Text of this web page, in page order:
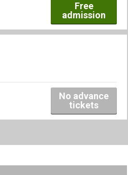
Free
admission
No advance
tickets